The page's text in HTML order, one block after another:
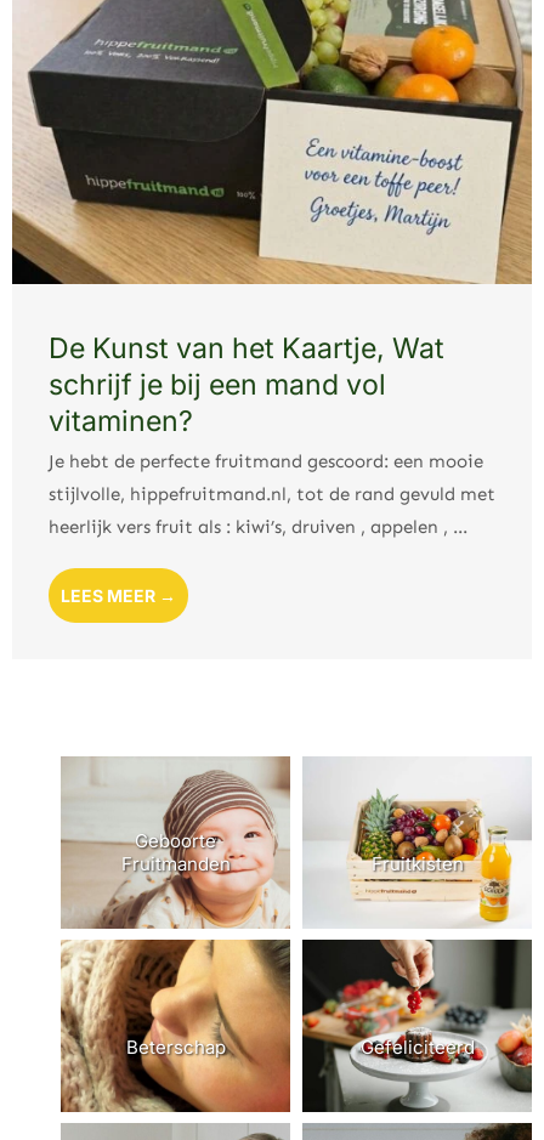
De Kunst van het Kaartje, Wat
schrijf je bij een mand vol
vitaminen?
Je hebt de perfecte fruitmand gescoord: een mooie
stijlvolle, hippefruitmand.nl, tot de rand gevuld met
heerlijk vers fruit als : kiwi’s, druiven , appelen , ...
LEES MEER →
Geboorte
Fruitmanden
Fruitkisten
Beterschap Gefeliciteerd